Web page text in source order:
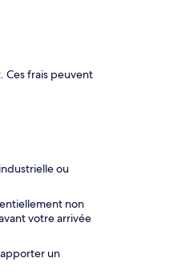
Ces frais peuvent
ou
non
votre arrivée
un